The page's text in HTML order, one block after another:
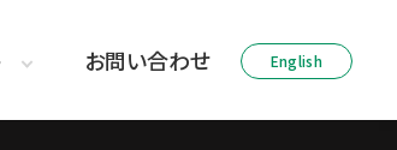
お問い合わせ English